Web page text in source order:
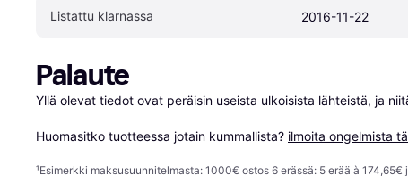
Listattu klarnassa 2016-11-22
Palaute
Yllä olevat tiedot ovat peräisin useista ulkoisista lähteistä, ja
Huomasitko tuotteessa jotain kummallista? ilmoita ongelmista
¹Esimerkki maksusuunnitelmasta: 1000€ ostos 6 erässä: 5 erää à